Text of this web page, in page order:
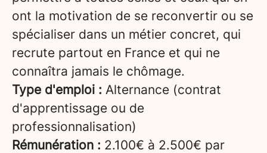
ont la motivation de se reconvertir ou se
spécialiser dans un métier concret, qui
recrute partout en France et qui ne
connaîtra jamais le chômage.
Type d'emploi : Alternance (contrat
d'apprentissage ou de
professionnalisation)
Rémunération : 2.100€ à 2.500€ par